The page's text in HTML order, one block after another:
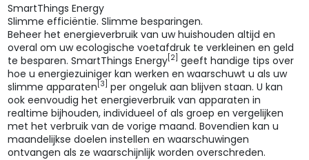
SmartThings Energy
Slimme efficiëntie. Slimme besparingen.
Beheer het energieverbruik van uw huishouden altijd en
overal om uw ecologische voetafdruk te verkleinen en geld
te besparen. SmartThings Energy[2] geeft handige tips over
hoe u energiezuiniger kan werken en waarschuwt u als uw
slimme apparaten [3] per ongeluk aan blijven staan. U kan
ook eenvoudig het energieverbruik van apparaten in
realtime bijhouden, individueel of als groep en vergelijken
met het verbruik van de vorige maand. Bovendien kan u
maandelijkse doelen instellen en waarschuwingen
ontvangen als ze waarschijnlijk worden overschreden.